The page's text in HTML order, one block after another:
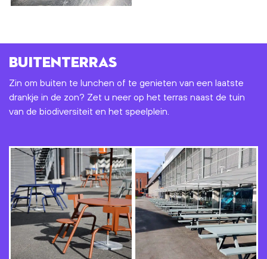
Buitenterras
Zin om buiten te lunchen of te genieten van een laatste
drankje in de zon? Zet u neer op het terras naast de tuin
van de biodiversiteit en het speelplein.